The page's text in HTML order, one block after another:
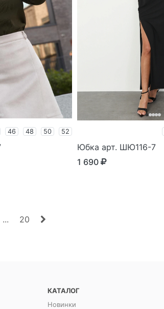
46 48 50 52
Юбка арт. ШЮ116-7
1 690
... 20
КАТАЛОГ
Новинки